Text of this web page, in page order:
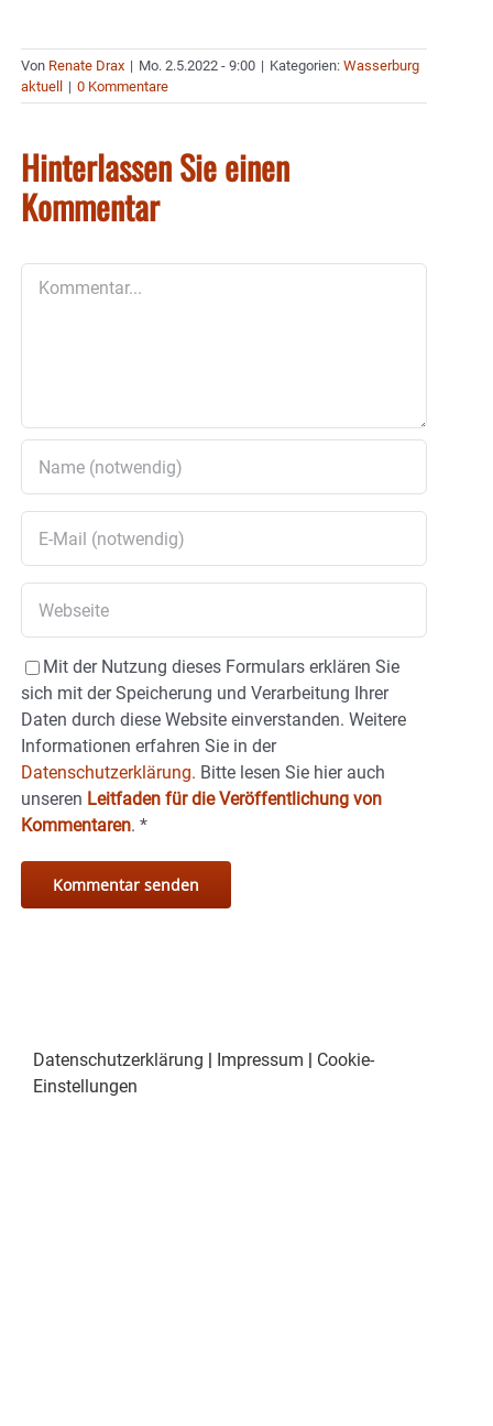
Von Renate Drax | Mo. 2.5.2022 - 9:00 | Kategorien: Wasserburg
aktuell
| 0 Kommentare
Hinterlassen Sie einen
Kommentar
Mit der Nutzung dieses Formulars erklären Sie
sich mit der Speicherung und Verarbeitung Ihrer
Daten durch diese Website einverstanden. Weitere
Informationen erfahren Sie in der
Datenschutzerklärung. Bitte lesen Sie hier auch
unseren Leitfaden für die Veröffentlichung von
Kommentaren. *
Datenschutzerklärung | Impressum | Cookie-
Einstellungen